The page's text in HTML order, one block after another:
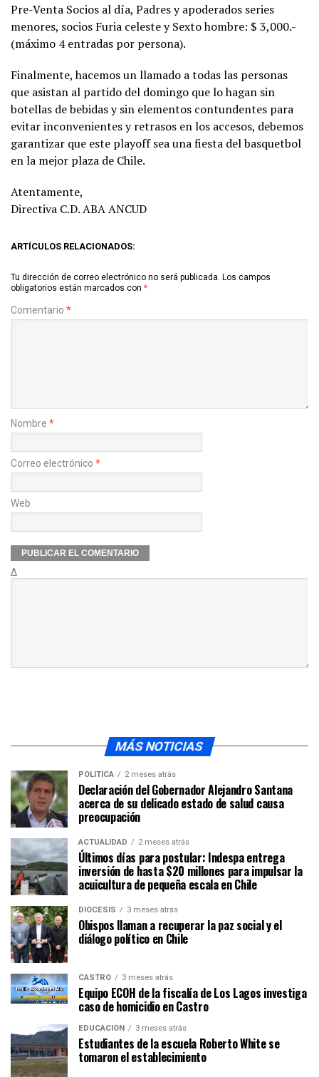
Pre-Venta Socios al día, Padres y apoderados series
menores, socios Furia celeste y Sexto hombre: $ 3,000.-
(máximo 4 entradas por persona).
Finalmente, hacemos un llamado a todas las personas
que asistan al partido del domingo que lo hagan sin
botellas de bebidas y sin elementos contundentes para
evitar inconvenientes y retrasos en los accesos, debemos
garantizar que este playoff sea una fiesta del basquetbol
en la mejor plaza de Chile.
Atentamente,
Directiva C.D. ABA ANCUD
ARTÍCULOS RELACIONADOS:
Tu dirección de correo electrónico no será publicada. Los campos
obligatorios están marcados con *
Comentario *
Nombre *
Correo electrónico *
Web
Δ
MÁS NOTICIAS
POLÍTICA 2 meses atrás
Declaración del Gobernador Alejandro Santana
acerca de su delicado estado de salud causa
preocupación
ACTUALIDAD 2 meses atrás
Últimos días para postular: Indespa entrega
inversión de hasta $20 millones para impulsar la
acuicultura de pequeña escala en Chile
DIÓCESIS 3 meses atrás
Obispos llaman a recuperar la paz social y el
diálogo político en Chile
CASTRO 3 meses atrás
Equipo ECOH de la fiscalía de Los Lagos investiga
caso de homicidio en Castro
EDUCACIÓN 3 meses atrás
Estudiantes de la escuela Roberto White se
tomaron el establecimiento